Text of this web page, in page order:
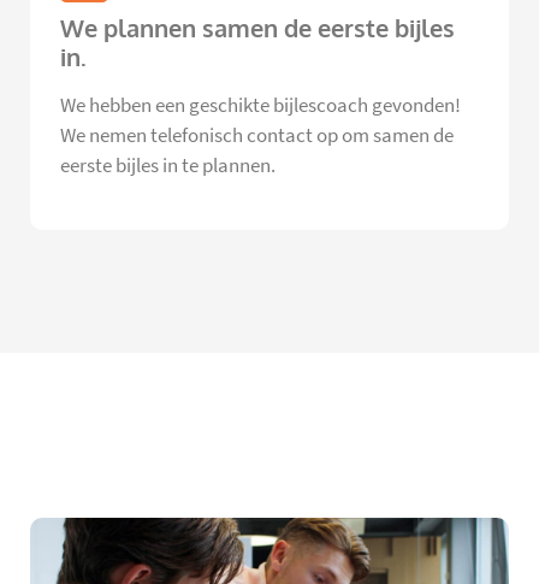
We plannen samen de eerste bijles
in.
We hebben een geschikte bijlescoach gevonden!
We nemen telefonisch contact op om samen de
eerste bijles in te plannen.